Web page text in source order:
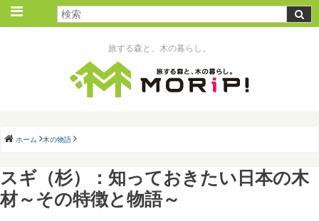
旅する森と、木の暮らし。
ホーム 木の物語
スギ（杉）：知っておきたい日本の木
材～その特徴と物語～